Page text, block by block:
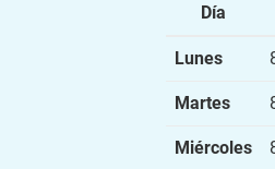
Día
Lunes
Martes
Miércoles